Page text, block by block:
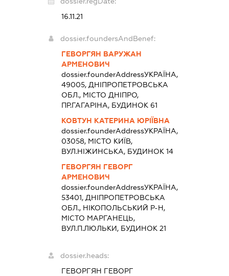
16.11.21
dossier.foundersAndBenef:
ГЕВОРГЯН ВАРУЖАН
АРМЕНОВИЧ
dossier.founderAddressУКРАЇНА,
49005, ДНІПРОПЕТРОВСЬКА
ОБЛ., МІСТО ДНІПРО,
ПР.ГАГАРІНА, БУДИНОК 61
КОВТУН КАТЕРИНА ЮРІЇВНА
dossier.founderAddressУКРАЇНА,
03058, МІСТО КИЇВ,
ВУЛ.НІЖИНСЬКА, БУДИНОК 14
ГЕВОРГЯН ГЕВОРГ
АРМЕНОВИЧ
dossier.founderAddressУКРАЇНА,
53401, ДНІПРОПЕТРОВСЬКА
ОБЛ., НІКОПОЛЬСЬКИЙ Р-Н,
МІСТО МАРГАНЕЦЬ,
ВУЛ.П.ЛЮЛЬКИ, БУДИНОК 21
dossier.heads:
ГЕВОРГЯН ГЕВОРГ